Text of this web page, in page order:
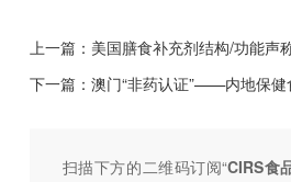
上一篇： 美国膳食补充剂结构/功能声
下一篇： 澳门“非药认证”——内地保健
扫描下方的二维码订阅“CIRS食